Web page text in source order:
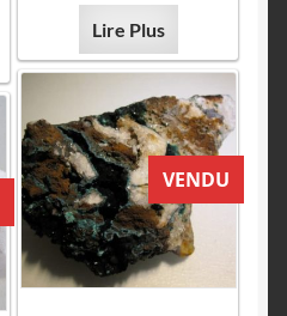
Lire Plus
VENDU